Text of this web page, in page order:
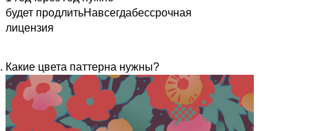
будет продлитьНавсегдабессрочная
лицензия
Какие цвета паттерна нужны?